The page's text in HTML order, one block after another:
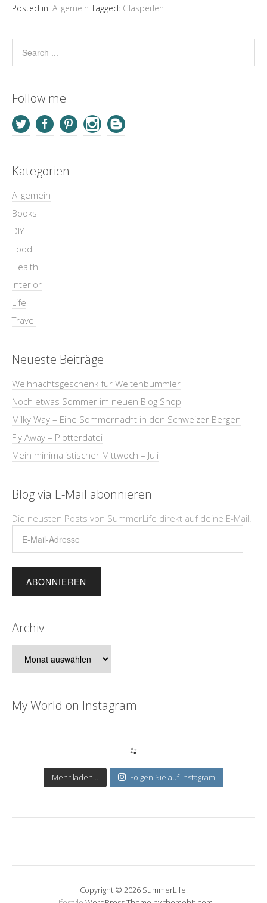
Posted in: Allgemein Tagged: Glasperlen
Follow me
Kategorien
Allgemein
Books
DIY
Food
Health
Interior
Life
Travel
Neueste Beiträge
Weihnachtsgeschenk für Weltenbummler
Noch etwas Sommer im neuen Blog Shop
Milky Way – Eine Sommernacht in den Schweizer Bergen
Fly Away – Plotterdatei
Mein minimalistischer Mittwoch – Juli
Blog via E-Mail abonnieren
Die neusten Posts von SummerLife direkt auf deine E-Mail.
Archiv
My World on Instagram
Mehr laden... Folgen Sie auf Instagram
Copyright © 2026 SummerLife.